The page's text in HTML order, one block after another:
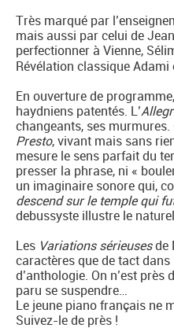
Très marqué par
mais aussi par celui de
perfectionner à Vienne,
Révélation classique
En ouverture de
haydniens patentés. L’
changeants, ses
Presto, vivant mais sans
mesure le sens parfait du
presser la phrase, ni «
un imaginaire sonore qui,
descend sur le temple qui
debussyste illustre le
Les Variations sérieusesde
caractères que de tact
d’anthologie. On n’est près
paru se suspendre…
Le jeune piano français ne
Suivez-le de près !